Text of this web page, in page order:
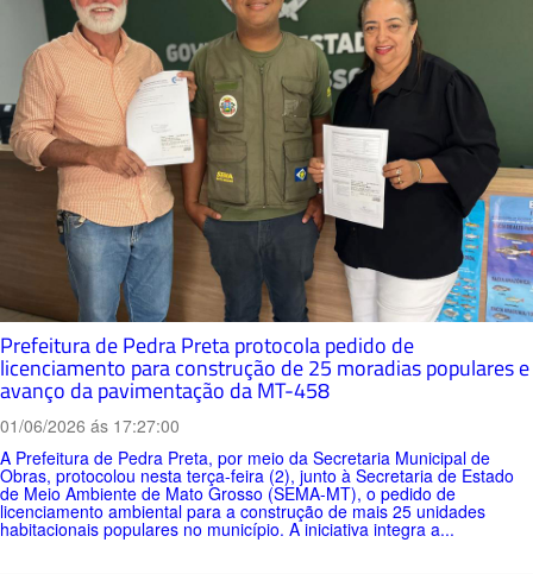
Prefeitura de Pedra Preta protocola pedido de
licenciamento para construção de 25 moradias populares e
avanço da pavimentação da MT-458
01/06/2026 ás 17:27:00
A Prefeitura de Pedra Preta, por meio da Secretaria Municipal de
Obras, protocolou nesta terça-feira (2), junto à Secretaria de Estado
de Meio Ambiente de Mato Grosso (SEMA-MT), o pedido de
licenciamento ambiental para a construção de mais 25 unidades
habitacionais populares no município. A iniciativa integra a...